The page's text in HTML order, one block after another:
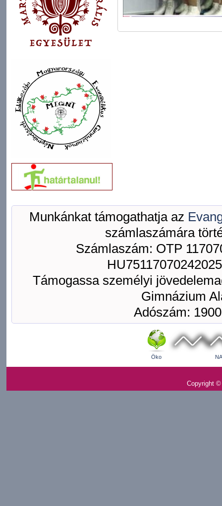
Munkánkat támogathatja az
számlaszámára
Számlaszám: OTP
Támogassa személyi
Gimnázium
Adószám:
Öko
Copyright